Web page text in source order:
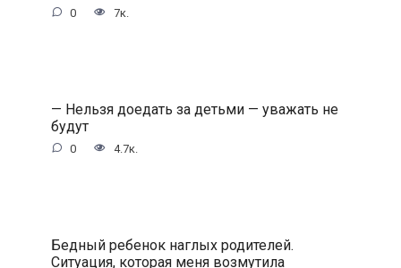
0 7к.
— Нельзя доедать за детьми — уважать не
будут
0 4.7к.
Бедный ребенок наглых родителей.
Ситуация, которая меня возмутила